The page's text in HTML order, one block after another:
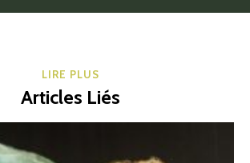
LIRE PLUS
Articles Liés